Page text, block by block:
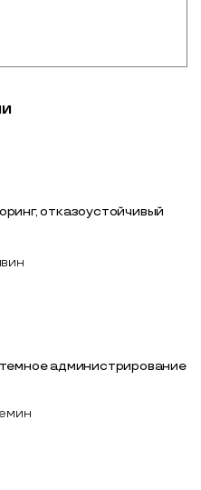
отказоустойчивый
администрирование